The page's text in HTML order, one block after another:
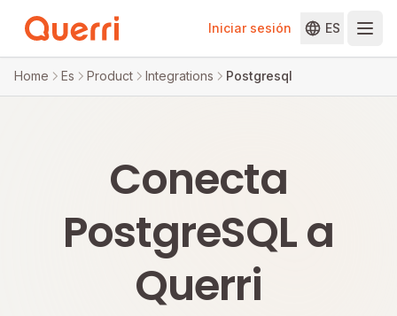
Skip to content
Iniciar sesión ES
Home Es Product Integrations Postgresql
Conecta
PostgreSQL a
Querri